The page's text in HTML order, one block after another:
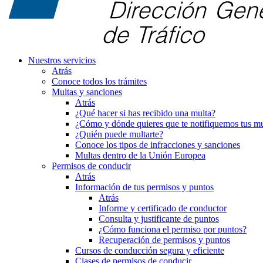
Nuestros servicios
Atrás
Conoce todos los trámites
Multas y sanciones
Atrás
¿Qué hacer si has recibido una multa?
¿Cómo y dónde quieres que te notifiquemos tus
¿Quién puede multarte?
Conoce los tipos de infracciones y sanciones
Multas dentro de la Unión Europea
Permisos de conducir
Atrás
Información de tus permisos y puntos
Atrás
Informe y certificado de conductor
Consulta y justificante de puntos
¿Cómo funciona el permiso por puntos?
Recuperación de permisos y puntos
Cursos de conducción segura y eficiente